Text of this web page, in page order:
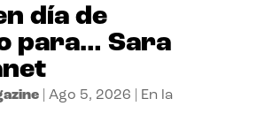
día de
para… Sara
| Ago 5, 2026
En la